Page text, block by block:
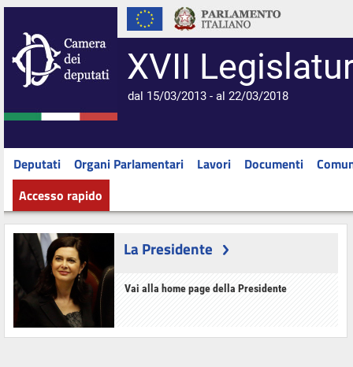
XVII
dal 15/03/2013 - al 22/03/2018
Deputati Organi Parlamentari Lavori Documenti
Accesso rapido
La Presidente
Vai alla home page della Presidente